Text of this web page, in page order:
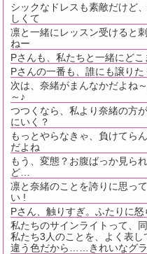
シックなドレスも素敵だけど
しくて
凛と一緒にレッスン受けると
ねー
Pさんも、私たちと一緒にどこ
Pさんの一番も、誰にも譲り
次は、奈緒がまんなかだよね
～♪
つつくなら、私より奈緒の方
にいく？
もっとやらなきゃ、負けてら
だよね
もう、変態？お腹ばっか見ら
ど…
凛と奈緒のことを誇りに思っ
い !
Pさん、触りすぎ。ふたりに怒
私たちのサインライトって、
私たち3人のことを、よく表し
違う色だから……きれいなグラ